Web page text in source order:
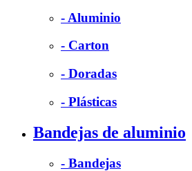
- Aluminio
- Carton
- Doradas
- Plásticas
Bandejas de aluminio
- Bandejas